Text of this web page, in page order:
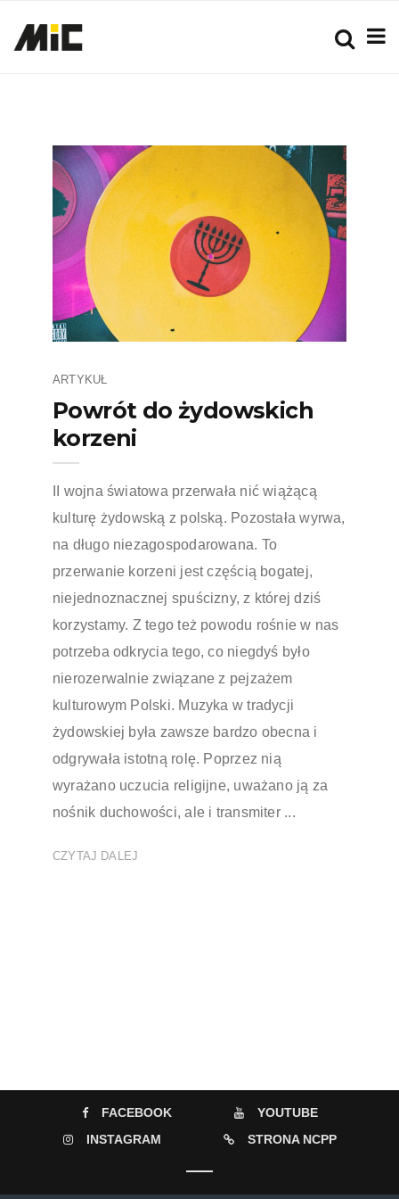
ARTYKUŁ
Powrót do żydowskich
korzeni
II wojna światowa przerwała nić wiążącą
kulturę żydowską z polską. Pozostała wyrwa,
na długo niezagospodarowana. To
przerwanie korzeni jest częścią bogatej,
niejednoznacznej spuścizny, z której dziś
korzystamy. Z tego też powodu rośnie w nas
potrzeba odkrycia tego, co niegdyś było
nierozerwalnie związane z pejzażem
kulturowym Polski. Muzyka w tradycji
żydowskiej była zawsze bardzo obecna i
odgrywała istotną rolę. Poprzez nią
wyrażano uczucia religijne, uważano ją za
nośnik duchowości, ale i transmiter ...
CZYTAJ DALEJ
FACEBOOK
YOUTUBE
INSTAGRAM
STRONA NCPP